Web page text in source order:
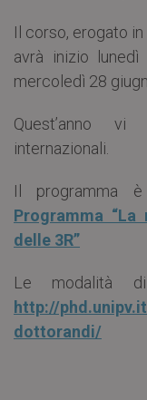
Il corso, erogato
avrà inizio
mercoledì 28
Quest’anno
internazionali.
Il programma
Programma
delle 3R”
Le modalità
http://
dottorandi/